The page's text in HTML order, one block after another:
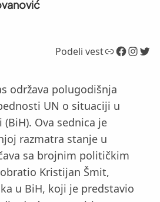
Podeli vestLink Facebook InstagramTwitter
održava polugodišnja
UN o situaciji u
Ova sednica je
razmatra stanje u
sa brojnim političkim
Kristijan Šmit,
u BiH, koji je predstavio